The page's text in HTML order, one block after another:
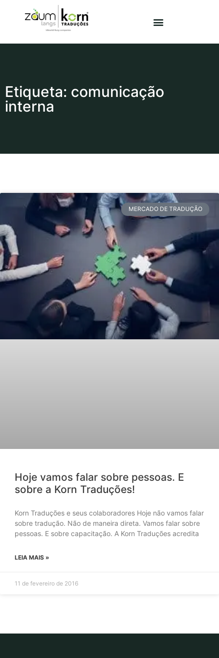
Etiqueta: comunicação
interna
MERCADO DE TRADUÇÃO
Hoje vamos falar sobre pessoas. E
sobre a Korn Traduções!
Korn Traduções e seus colaboradores Hoje não vamos falar
sobre tradução. Não de maneira direta. Vamos falar sobre
pessoas. E sobre capacitação. A Korn Traduções acredita
LEIA MAIS »
11 de fevereiro de 2016